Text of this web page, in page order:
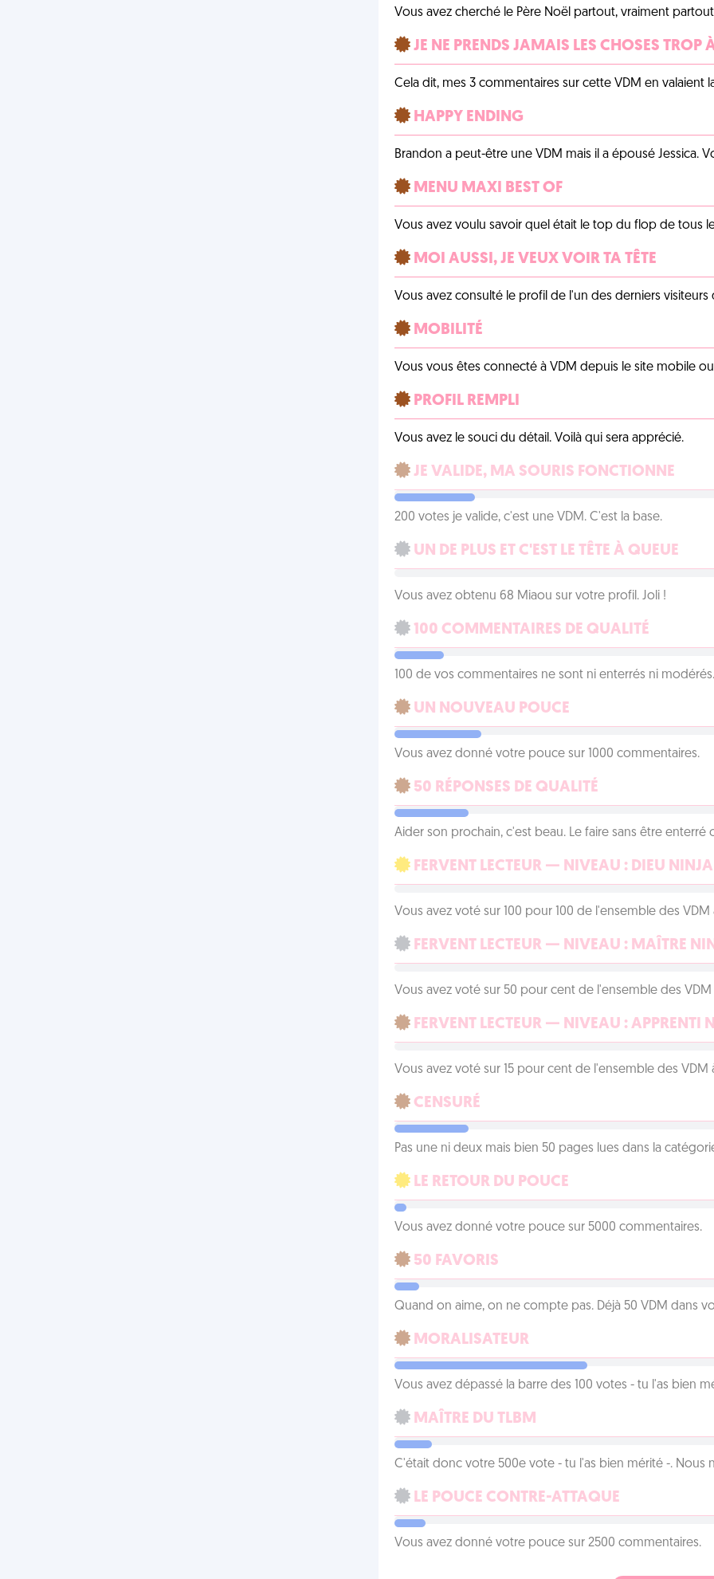
Vous avez cherché le Père Noël partout, vraiment
JE NE PRENDS JAMAIS LES CHOSES TROP
Cela dit, mes 3 commentaires sur cette VDM en valaient
HAPPY ENDING
Brandon a peut-être une VDM mais il a épousé Jessica.
MENU MAXI BEST OF
Vous avez voulu savoir quel était le top du flop de tous
MOI AUSSI, JE VEUX VOIR TA TÊTE
Vous avez consulté le profil de l'un des derniers
MOBILITÉ
Vous vous êtes connecté à VDM depuis le site mobile
PROFIL REMPLI
Vous avez le souci du détail. Voilà qui sera apprécié.
JE VALIDE, MA SOURIS FONCTIONNE
200 votes je valide, c'est une VDM. C'est la base.
UN DE PLUS ET C'EST LE TÊTE À QUEUE
Vous avez obtenu 68 Miaou sur votre profil. Joli !
100 COMMENTAIRES DE QUALITÉ
100 de vos commentaires ne sont ni enterrés ni
UN NOUVEAU POUCE
Vous avez donné votre pouce sur 1000 commentaires.
50 RÉPONSES DE QUALITÉ
Aider son prochain, c'est beau. Le faire sans être
FERVENT LECTEUR — NIVEAU : DIEU NINJA
Vous avez voté sur 100 pour 100 de l'ensemble des VDM
FERVENT LECTEUR — NIVEAU : MAÎTRE
Vous avez voté sur 50 pour cent de l'ensemble des VDM
FERVENT LECTEUR — NIVEAU : APPRENTI
Vous avez voté sur 15 pour cent de l'ensemble des VDM
CENSURÉ
Pas une ni deux mais bien 50 pages lues dans la
LE RETOUR DU POUCE
Vous avez donné votre pouce sur 5000 commentaires.
50 FAVORIS
Quand on aime, on ne compte pas. Déjà 50 VDM dans
MORALISATEUR
Vous avez dépassé la barre des 100 votes - tu l'as bien
MAÎTRE DU TLBM
C'était donc votre 500e vote - tu l'as bien mérité -. Nous
LE POUCE CONTRE-ATTAQUE
Vous avez donné votre pouce sur 2500 commentaires.